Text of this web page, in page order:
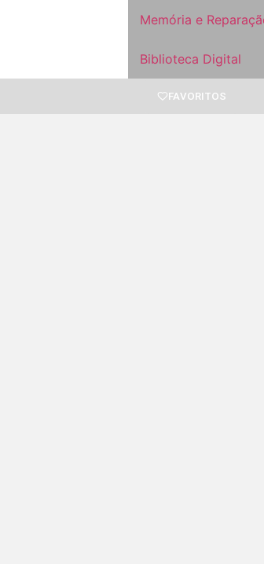
Memória e
Biblioteca Digital
FAVORITOS